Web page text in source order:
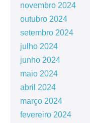
novembro 2024
outubro 2024
setembro 2024
julho 2024
junho 2024
maio 2024
abril 2024
março 2024
fevereiro 2024